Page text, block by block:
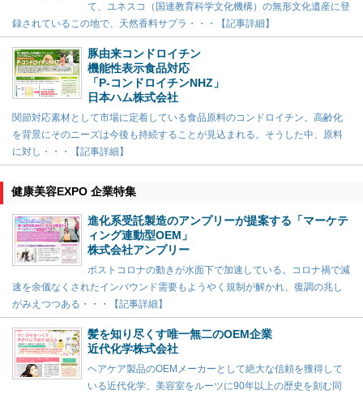
て、ユネスコ（国連教育科学文化機構）の無形文化遺産に登
録されているこの地で、天然香料サプラ・・・【記事詳細】
豚由来コンドロイチン
機能性表示食品対応
「P-コンドロイチンNHZ」
日本ハム株式会社
関節対応素材として市場に定着している食品原料のコンドロイチン。高齢化
を背景にそのニーズは今後も持続することが見込まれる。そうした中、原料
に対し・・・【記事詳細】
健康美容EXPO 企業特集
進化系受託製造のアンプリーが提案する「マーケテ
ィング連動型OEM」
株式会社アンプリー
ポストコロナの動きが水面下で加速している。コロナ禍で減
速を余儀なくされたインバウンド需要もようやく規制が解かれ、復調の兆し
がみえつつある・・・【記事詳細】
髪を知り尽くす唯一無二のOEM企業
近代化学株式会社
ヘアケア製品のOEMメーカーとして絶大な信頼を獲得して
いる近代化学。美容室をルーツに90年以上の歴史を刻む同